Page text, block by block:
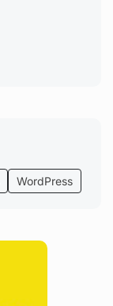
WordPress